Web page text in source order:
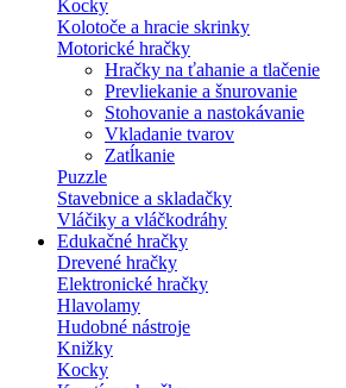
Kocky
Kolotoče a hracie skrinky
Motorické hračky
Hračky na ťahanie a tlačenie
Prevliekanie a šnurovanie
Stohovanie a nastokávanie
Vkladanie tvarov
Zatĺkanie
Puzzle
Stavebnice a skladačky
Vláčiky a vláčkodráhy
Edukačné hračky
Drevené hračky
Elektronické hračky
Hlavolamy
Hudobné nástroje
Knižky
Kocky